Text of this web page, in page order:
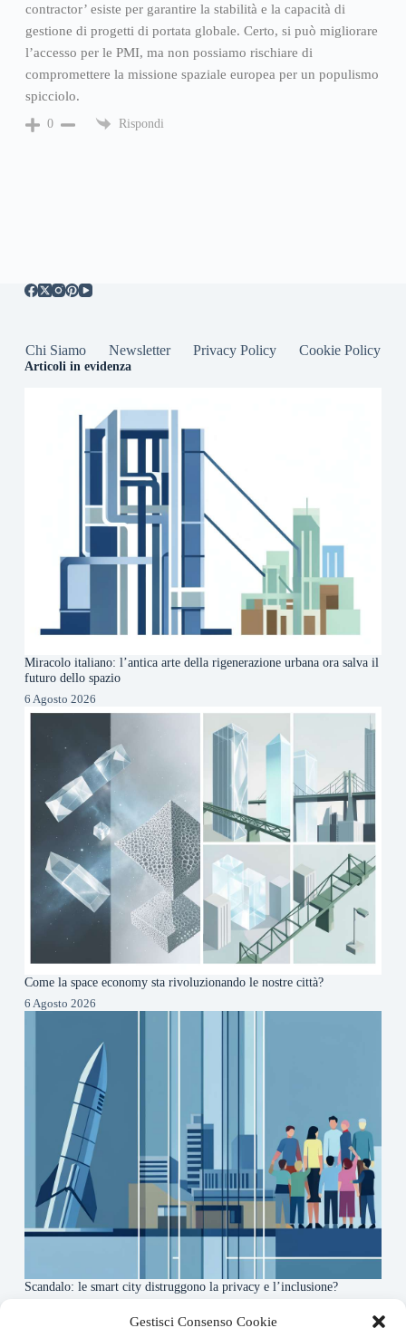
Gestisci Consenso Cookie
contractor’ esiste per garantire la stabilità e la capacità di
gestione di progetti di portata globale. Certo, si può migliorare
l’accesso per le PMI, ma non possiamo rischiare di
compromettere la missione spaziale europea per un populismo
spicciolo.
0 Rispondi
Chi Siamo Newsletter Privacy Policy Cookie Policy
Articoli in evidenza
Miracolo italiano: l’antica arte della rigenerazione urbana ora salva il
futuro dello spazio
6 Agosto 2026
Come la space economy sta rivoluzionando le nostre città?
6 Agosto 2026
Scandalo: le smart city distruggono la privacy e l’inclusione?